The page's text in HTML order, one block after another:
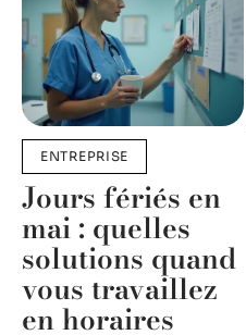
ENTREPRISE
Jours fériés en
mai : quelles
solutions quand
vous travaillez
en horaires